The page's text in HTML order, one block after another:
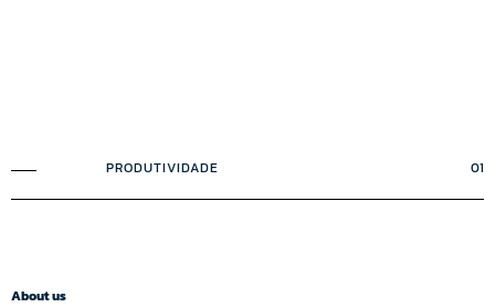
PRODUTIVIDADE 01
About us